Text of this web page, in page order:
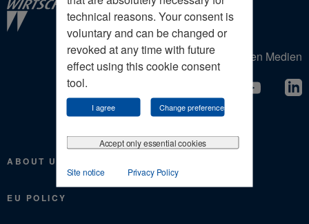
technical reasons. Your consent is
voluntary and can be changed or
revoked at any time with future
effect using this cookie consent
tool.
I agree Change preferences
Accept only essential cookies
Site notice Privacy Policy
Der Wirtschaftrat in den sozialen Medien
ABOUT US
EU POLICY